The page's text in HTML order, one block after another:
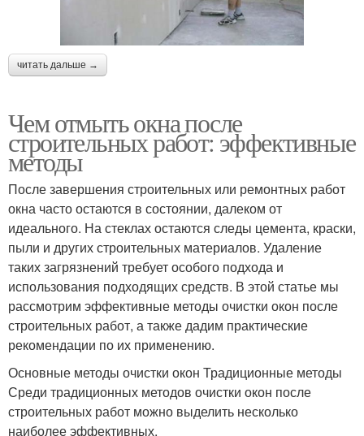
читать дальше →
Чем отмыть окна после
строительных работ: эффективные
методы
После завершения строительных или ремонтных работ
окна часто остаются в состоянии, далеком от
идеального. На стеклах остаются следы цемента, краски,
пыли и других строительных материалов. Удаление
таких загрязнений требует особого подхода и
использования подходящих средств. В этой статье мы
рассмотрим эффективные методы очистки окон после
строительных работ, а также дадим практические
рекомендации по их применению.
Основные методы очистки окон Традиционные методы
Среди традиционных методов очистки окон после
строительных работ можно выделить несколько
наиболее эффективных.